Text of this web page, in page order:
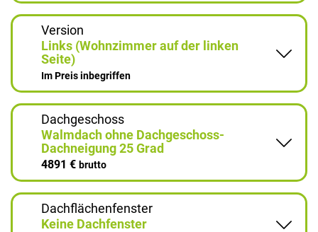
Version
Links (Wohnzimmer auf der linken
Seite)
Im Preis inbegriffen
Dachgeschoss
Walmdach ohne Dachgeschoss-
Dachneigung 25 Grad
4891 € brutto
Dachflächenfenster
Keine Dachfenster